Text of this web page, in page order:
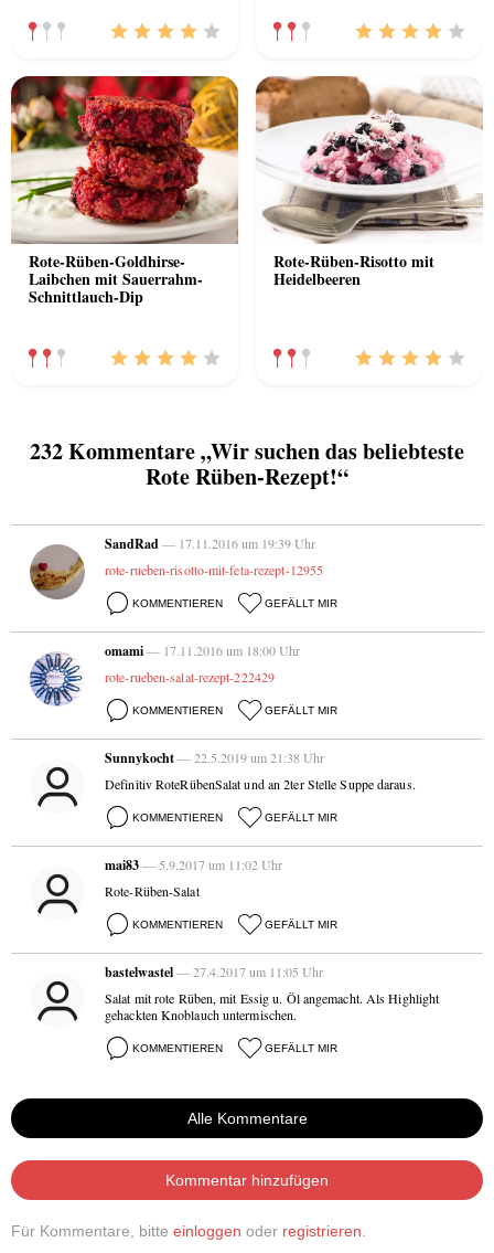
Rote-Rüben-Goldhirse-
Laibchen mit Sauerrahm-
Schnittlauch-Dip
Rote-Rüben-Risotto mit
Heidelbeeren
232 Kommentare „Wir suchen das beliebteste
Rote Rüben-Rezept!“
SandRad— 17.11.2016 um 19:39 Uhr
rote-rueben-risotto-mit-feta-rezept-12955
KOMMENTIEREN GEFÄLLT MIR
omami— 17.11.2016 um 18:00 Uhr
rote-rueben-salat-rezept-222429
KOMMENTIEREN GEFÄLLT MIR
Sunnykocht— 22.5.2019 um 21:38 Uhr
Definitiv RoteRübenSalat und an 2ter Stelle Suppe daraus.
KOMMENTIEREN GEFÄLLT MIR
mai83— 5.9.2017 um 11:02 Uhr
Rote-Rüben-Salat
KOMMENTIEREN GEFÄLLT MIR
bastelwastel— 27.4.2017 um 11:05 Uhr
Salat mit rote Rüben, mit Essig u. Öl angemacht. Als Highlight
gehackten Knoblauch untermischen.
KOMMENTIEREN GEFÄLLT MIR
Alle Kommentare
Kommentar hinzufügen
Für Kommentare, bitte einloggen oder registrieren.